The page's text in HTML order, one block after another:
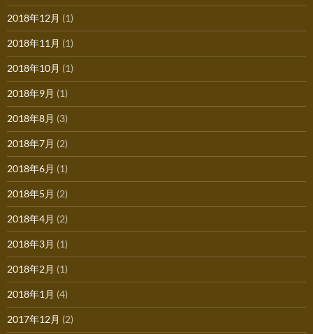
2018年12月 (1)
2018年11月 (1)
2018年10月 (1)
2018年9月 (1)
2018年8月 (3)
2018年7月 (2)
2018年6月 (1)
2018年5月 (2)
2018年4月 (2)
2018年3月 (1)
2018年2月 (1)
2018年1月 (4)
2017年12月 (2)